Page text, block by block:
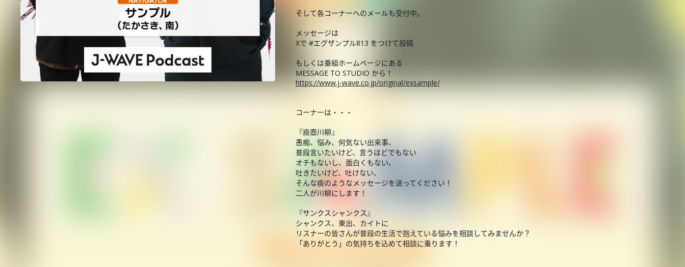
そして各コーナーへのメールも受付中。
メッセージは
Xで #エグザンプル813 をつけて投稿
もしくは番組ホームページにある
MESSAGE TO STUDIO から！
https://www.j-wave.co.jp/original/exsample/
コーナーは・・・
『痰壺川柳』
愚痴、悩み、何気ない出来事、
普段言いたいけど、言うほどでもない
オチもないし、面白くもない、
吐きたいけど、吐けない、
そんな痰のようなメッセージを送ってください！
二人が川柳にします！
『サンクスシャンクス』
シャンクス、東出、カイトに
リスナーの皆さんが普段の生活で抱えている悩みを相談してみませんか？
「ありがとう」の気持ちを込めて相談に乗ります！